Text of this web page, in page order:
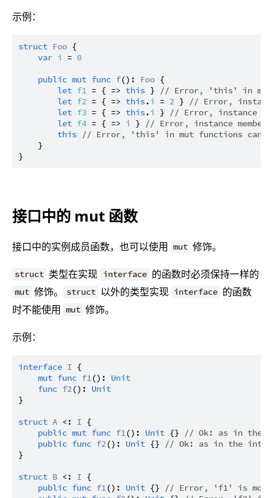
示例：
struct Foo {
var i = 0
public mut func f(): Foo {
let f1 = { => this }
// Error, 'this' in mut
let f2 = { => this.i = 2 }
// Error,
let f3 = { => this.i }
// Error, instance
let f4 = { => i }
// Error, instance
this // Error, 'this' in mut functions cannot
    }
接口中的 mut 函数
接口中的实例成员函数，也可以使用 mut 修饰。
struct 类型在实现 interface 的函数时必须保持一样的
mut 修饰。 struct 以外的类型实现 interface 的函数
时不能使用 mut 修饰。
示例：
interface I {
mut func f1(): Unit
func f2(): Unit
}
struct A <: I {
public mut func f1(): Unit {}
// Ok: as in the
public func f2(): Unit {}
// Ok: as in the
}
struct B <: I {
public func f1(): Unit {}
// Error, 'f1' is